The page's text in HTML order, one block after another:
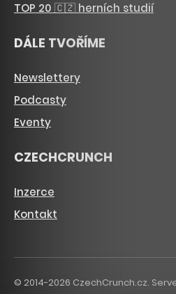
TOP 20 🇨🇿 herních studií
DÁLE TVOŘÍME
Newslettery
Podcasty
Eventy
CZECHCRUNCH
Inzerce
Kontakt
© 2014-2026 CzechCrunch.cz.